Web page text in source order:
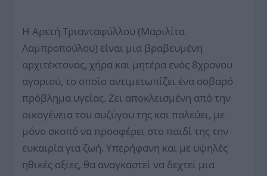
Η Αρετή Τριανταφύλλου (Μαριλίτα
Λαμπροπούλου) είναι μια βραβευμένη
αρχιτέκτονας, χήρα και μητέρα ενός 8χρονου
αγοριού, το οποίο αντιμετωπίζει ένα σοβαρό
πρόβλημα υγείας. Ζει αποκλεισμένη από την
οικογένεια του συζύγου της και παλεύει, με
μόνο σκοπό να προσφέρει στο παιδί της την
ευκαιρία για ζωή. Υπερήφανη και με υψηλές
ηθικές αξίες, θα αναγκαστεί να δεχτεί μια